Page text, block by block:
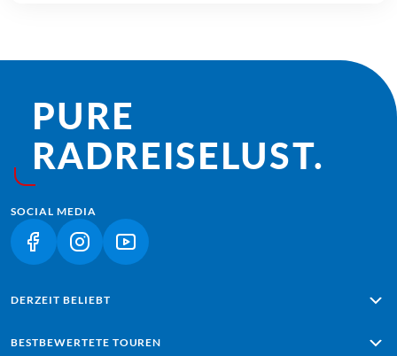
PURE
RADREISE­LUST.
SOCIAL MEDIA
(LINK ÖFFNET IN NEUEM TAB)
(LINK ÖFFNET IN NEUEM TAB)
(LINK ÖFFNET IN NEUEM TAB)
DERZEIT BELIEBT
Lissabon - Sagres
BESTBEWERTETE TOUREN